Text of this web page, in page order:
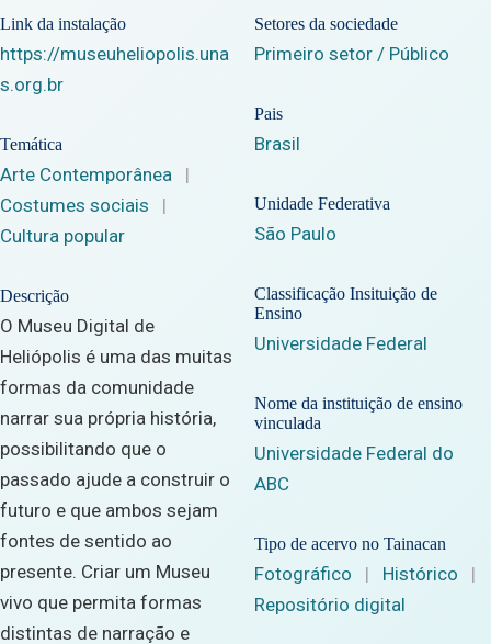
Link da instalação
https://museuheliopolis.una
s.org.br
Temática
Arte Contemporânea
|
Costumes sociais
|
Cultura popular
Descrição
O Museu Digital de
Heliópolis é uma das muitas
formas da comunidade
narrar sua própria história,
possibilitando que o
passado ajude a construir o
futuro e que ambos sejam
fontes de sentido ao
presente. Criar um Museu
vivo que permita formas
distintas de narração e
Setores da sociedade
Primeiro setor / Público
Pais
Brasil
Unidade Federativa
São Paulo
Classificação Insituição de
Ensino
Universidade Federal
Nome da instituição de ensino
vinculada
Universidade Federal do
ABC
Tipo de acervo no Tainacan
Fotográfico | Histórico
|
Repositório digital